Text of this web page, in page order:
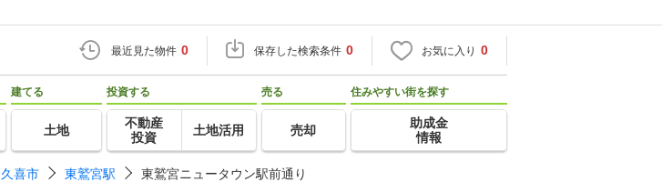
最近見た物件 0 保存した検索条件 0 お気に入り 0
建てる
土地
投資する
不動産
投資
土地活用
売る
売却
住みやすい街を探す
助成金
情報
久喜市 東鷲宮駅 東鷲宮ニュータウン駅前通り